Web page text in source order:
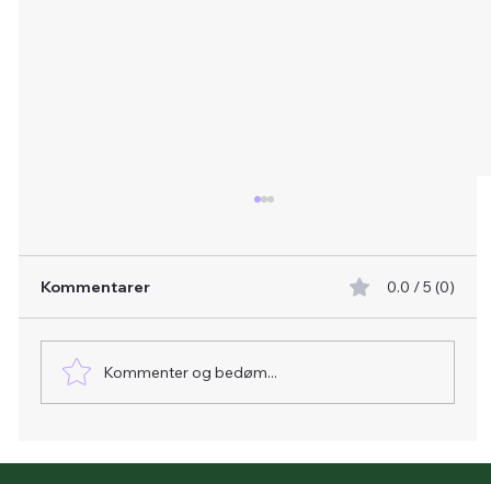
Kommentarer 0.0 / 5 (0)
Kommenter og bedøm...